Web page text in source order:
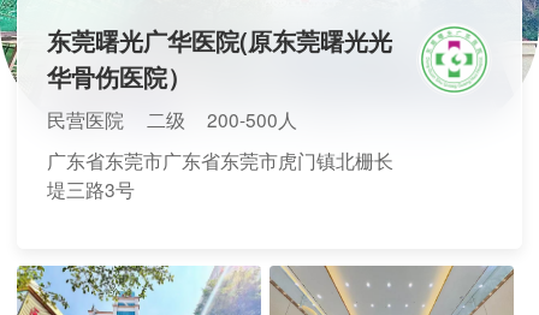
东莞曙光广华医院(原东莞曙光光
华骨伤医院）
民营医院 二级
200-500人
广东省东莞市广东省东莞市虎门镇北栅长
堤三路3号